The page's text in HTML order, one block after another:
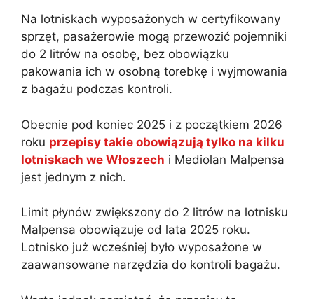
Na lotniskach wyposażonych w certyfikowany
sprzęt, pasażerowie mogą przewozić pojemniki
do 2 litrów na osobę, bez obowiązku
pakowania ich w osobną torebkę i wyjmowania
z bagażu podczas kontroli.
Obecnie pod koniec 2025 i z początkiem 2026
roku przepisy takie obowiązują tylko na kilku
lotniskach we Włoszech i Mediolan Malpensa
jest jednym z nich.
Limit płynów zwiększony do 2 litrów na lotnisku
Malpensa obowiązuje od lata 2025 roku.
Lotnisko już wcześniej było wyposażone w
zaawansowane narzędzia do kontroli bagażu.